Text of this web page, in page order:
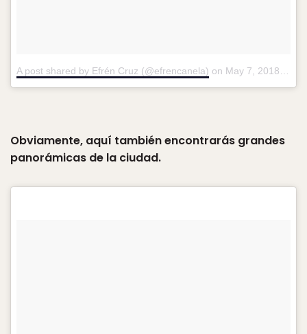
A post shared by Efrén Cruz (@efrencanela) on May 7, 2018 at 5:09pm PDT
Obviamente, aquí también encontrarás grandes
panorámicas de la ciudad.